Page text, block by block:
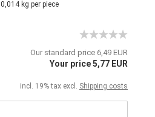
0,014kg per piece
Our standard price 6,49 EUR
Your price 5,77 EUR
incl. 19% tax excl. Shipping costs